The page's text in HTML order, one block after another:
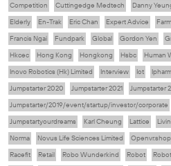
Competition
Cuttingedge Medtech Danny
Elderly
En-Trak Eric Chan Expert Advice
Francis Ngai
Fundpark Global Gordon Yen
Hkcec
Hong Kong Hongkong Hsbc Human
Inovo Robotics (Hk) Limited
Interview Iot
Jumpstarter 2020
Jumpstarter 2021 Jumpstarter
Jumpstarter/2019/event/startup/investor/corporate
Jumpstartyourdreams
Karl Cheung Lattice
Norma
Novus Life Sciences Limited Openvr.shop
Racefit
Retail Robo Wunderkind Robot